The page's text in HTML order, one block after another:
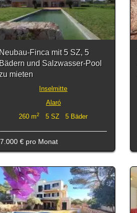
Neubau-Finca mit 5 SZ, 5
Bädern und Salzwasser-Pool
zu mieten
Inselmitte
Alaró
260 m2 5 SZ 5 Bäder
7.000 € pro Monat